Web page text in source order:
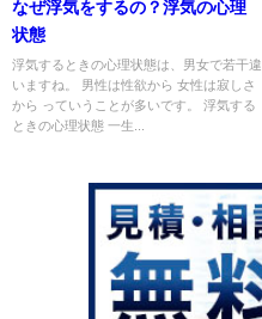
なぜ浮気をするの？浮気の心理
状態
浮気するときの心理状態は、男女で若干違
いますね。 男性は性欲から 女性は寂しさ
から っていうことが多いです。 浮気する
ときの心理状態 一生...